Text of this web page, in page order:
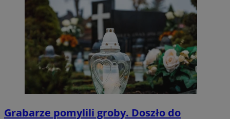
Grabarze pomylili groby. Doszło do